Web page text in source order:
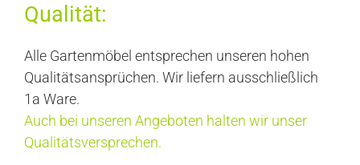
Qualität:
Alle Gartenmöbel entsprechen unseren hohen
Qualitätsansprüchen. Wir liefern ausschließlich
1a Ware.
Auch bei unseren Angeboten halten wir unser
Qualitätsversprechen.